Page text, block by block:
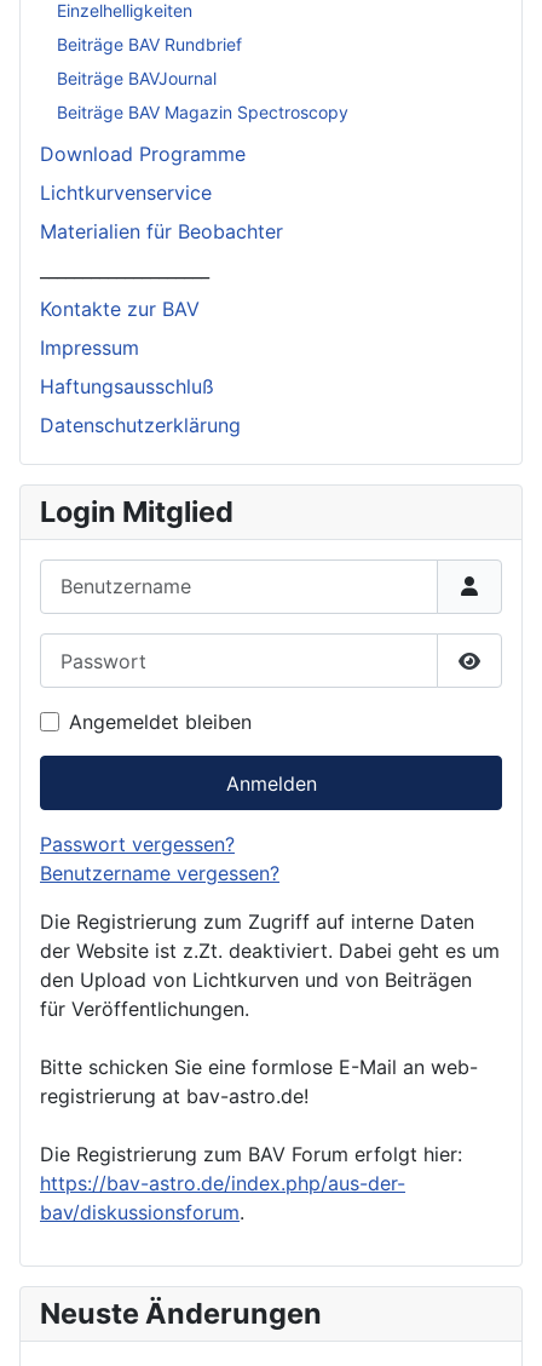
Einzelhelligkeiten
Beiträge BAV Rundbrief
Beiträge BAVJournal
Beiträge BAV Magazin Spectroscopy
Download Programme
Lichtkurvenservice
Materialien für Beobachter
Kontakte zur BAV
Impressum
Haftungsausschluß
Datenschutzerklärung
Login Mitglied
Angemeldet bleiben
Anmelden
Passwort vergessen?
Benutzername vergessen?
Die Registrierung zum Zugriff auf interne Daten
der Website ist z.Zt. deaktiviert. Dabei geht es um
den Upload von Lichtkurven und von Beiträgen
für Veröffentlichungen.
Bitte schicken Sie eine formlose E-Mail an web-
registrierung at bav-astro.de!
Die Registrierung zum BAV Forum erfolgt hier:
https://bav-astro.de/index.php/aus-der-
bav/diskussionsforum.
Neuste Änderungen